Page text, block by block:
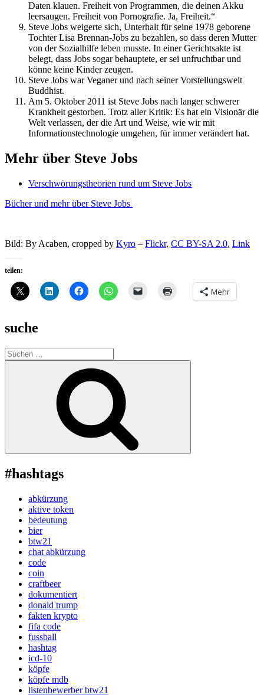
Daten klauen. Freiheit von Programmen, die deinen Akku
leersaugen. Freiheit von Pornografie. Ja, Freiheit.“
Steve Jobs weigerte sich, Unterhalt für seine 1978 geborene
Tochter Lisa Brennan-Jobs zu bezahlen, so dass deren Mutter
von der Sozialhilfe leben musste. In einer Gerichtsakte ist
belegt, dass Jobs sogar behauptete, er sei unfruchtbar und
könne keine Kinder zeugen.
Steve Jobs war Veganer und nach seiner Vorstellungswelt
Buddhist.
Am 5. Oktober 2011 ist Steve Jobs nach langer schwerer
Krankheit gestorben. Trotz aller Kritik: Es hat ein Visionär die
Welt verlassen, der die Art und Weise, wie wir mit
Informationstechnologie umgehen, für immer verändert hat.
Mehr über Steve Jobs
Verschwörungstheorien rund um Steve Jobs
Bücher und mehr über Steve Jobs
Bild: By Acaben, cropped by Kyro – Flickr, CC BY-SA 2.0, Link
teilen:
Mehr
suche
Suche
nach:
#hashtags
abkürzung
aktive token
bedeutung
bier
btw21
chat abkürzung
code
coin
craftbeer
dokumentiert
donald trump
fakten krypto
fifa code
fussball
hashtag
icd-10
köpfe
köpfe mdb
listenbewerber btw21